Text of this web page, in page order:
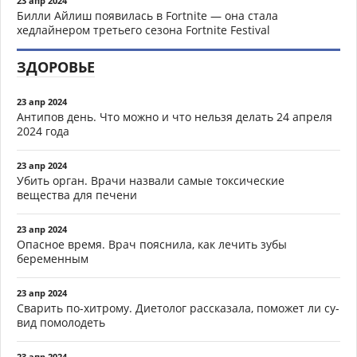
Билли Айлиш появилась в Fortnite — она стала
хедлайнером третьего сезона Fortnite Festival
ЗДОРОВЬЕ
23 апр 2024
Антипов день. Что можно и что нельзя делать 24 апреля
2024 года
23 апр 2024
Убить орган. Врачи назвали самые токсические
вещества для печени
23 апр 2024
Опасное время. Врач пояснила, как лечить зубы
беременным
23 апр 2024
Сварить по-хитрому. Диетолог рассказала, поможет ли су-
вид помолодеть